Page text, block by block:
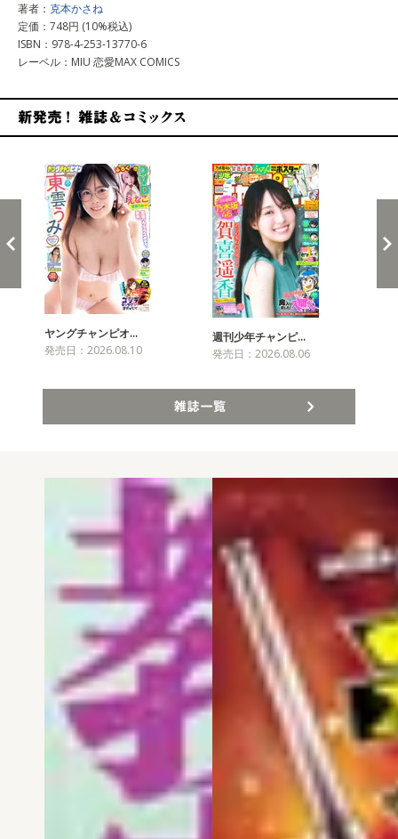
著者： 克本かさね
定価：748円 (10%税込)
ISBN：978-4-253-13770-6
レーベル：MIU 恋愛MAX COMICS
ヤングチャンピオ…
発売日：2026.08.10
週刊少年チャンピ…
発売日：2026.08.06